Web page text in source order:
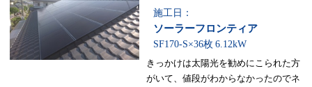
施工日：
ソーラーフロンティア
SF170-S×36枚 6.12kW
きっかけは太陽光を勧めにこられた方
がいて、値段がわからなかったのでネ